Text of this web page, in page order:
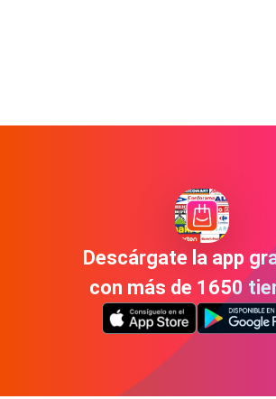
Descárgate la app
con más de 1650